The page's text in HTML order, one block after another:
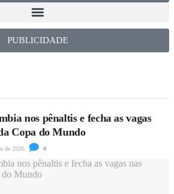
PUBLICIDADE
nos pênaltis e fecha as vagas
Copa do Mundo
de 2026 0